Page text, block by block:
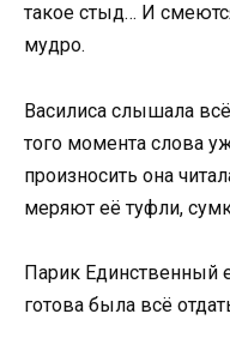
такое стыд… И
мудро.
Василиса слышала
того момента слова
произносить она
меряют её туфли,
Парик Единственный
готова была всё